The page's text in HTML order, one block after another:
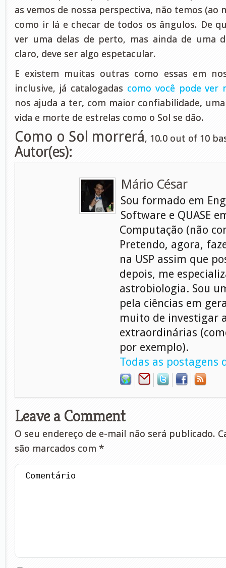
as vemos de nossa perspectiva, não temos (ao
como ir lá e checar de todos os ângulos. De
ver uma delas de perto, mas ainda de uma
claro, deve ser algo espetacular.
E existem muitas outras como essas em
inclusive, já catalogadas como você pode ver
nos ajuda a ter, com maior confiabilidade,
vida e morte de estrelas como o Sol se dão.
Como o Sol morrerá, 10.0 out of 10
Autor(es):
Mário César
Sou formado em
Software e QUASE
Computação (não
Pretendo, agora,
na USP assim que
depois, me
astrobiologia. Sou
pela ciências em
muito de investigar
extraordinárias
por exemplo).
Todas as postagens
Leave a Comment
O seu endereço de e-mail não será publicado.
são marcados com *